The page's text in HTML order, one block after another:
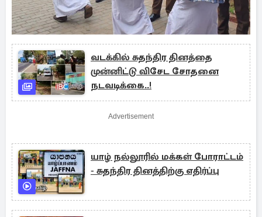
வடக்கில் சுதந்திர தினத்தை
முன்னிட்டு விசேட சோதனை
நடவடிக்கை..!
Advertisement
யாழ் நல்லூரில் மக்கள் போராட்டம்
- சுதந்திர தினத்திற்கு எதிர்ப்பு